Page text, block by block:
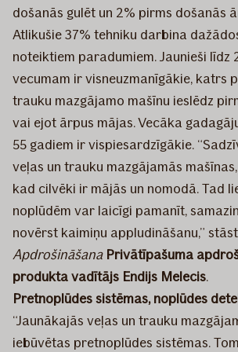
došanās gulēt un 2% pirms došanās
Atlikušie 37% tehniku darbina
noteiktiem paradumiem. Jaunieši līdz
vecumam ir visneuzmanīgākie, katrs
trauku mazgājamo mašīnu ieslēdz
vai ejot ārpus mājas. Vecāka
55 gadiem ir vispiesardzīgākie.
veļas un trauku mazgājamās
kad cilvēki ir mājās un nomodā. Tad
noplūdēm var laicīgi pamanīt,
novērst kaimiņu appludināšanu,”
Apdrošināšana Privātīpašuma
produkta vadītājs Endijs Melecis.
Pretnoplūdes sistēmas, noplūdes
“Jaunākajās veļas un trauku
iebūvētas pretnoplūdes sistēmas.